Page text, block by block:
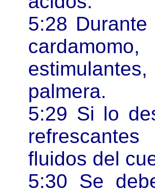
5:28
palmera.
5:29 Si lo
fluidos del
5:30 Se